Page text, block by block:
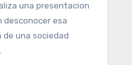
una presentacion
desconocer esa
una sociedad